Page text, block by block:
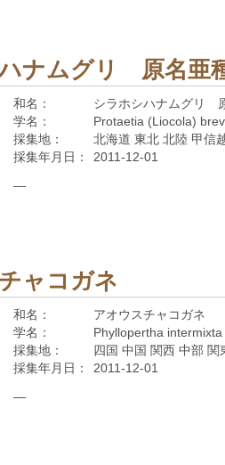
ナムグリ 原名亜
和名：
シラホシハナムグリ
学名：
Protaetia (Liocola)
採集地：
北海道 東北 北陸 甲信
採集年月日：
2011-12-01
—
ャコガネ
和名：
アオウスチャコガネ
学名：
Phyllopertha
採集地：
四国 中国 関西 中部
採集年月日：
2011-12-01
—